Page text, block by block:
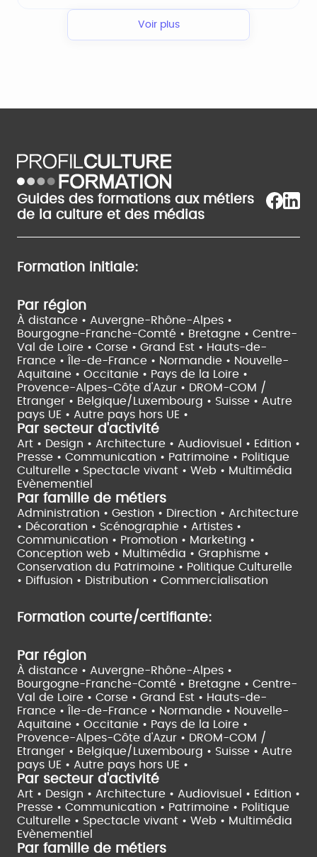
Voir plus
Guides des formations aux métiers
de la culture et des médias
Formation initiale:
Par région
À distance • Auvergne-Rhône-Alpes •
Bourgogne-Franche-Comté • Bretagne • Centre-
Val de Loire • Corse • Grand Est • Hauts-de-
France •
Île-de-France • Normandie • Nouvelle-
Aquitaine • Occitanie • Pays de la Loire •
Provence-Alpes-Côte d'Azur • DROM-COM /
Etranger • Belgique/Luxembourg • Suisse • Autre
pays UE • Autre pays hors UE •
Par secteur d'activité
Art • Design • Architecture • Audiovisuel • Edition •
Presse • Communication • Patrimoine • Politique
Culturelle • Spectacle vivant • Web • Multimédia
Evènementiel
Par famille de métiers
Administration • Gestion • Direction • Architecture
• Décoration • Scénographie • Artistes •
Communication • Promotion • Marketing •
Conception web • Multimédia • Graphisme •
Conservation du Patrimoine • Politique Culturelle
• Diffusion • Distribution • Commercialisation
Formation courte/certifiante:
Par région
À distance • Auvergne-Rhône-Alpes •
Bourgogne-Franche-Comté • Bretagne • Centre-
Val de Loire • Corse • Grand Est • Hauts-de-
France •
Île-de-France • Normandie • Nouvelle-
Aquitaine • Occitanie • Pays de la Loire •
Provence-Alpes-Côte d'Azur • DROM-COM /
Etranger • Belgique/Luxembourg • Suisse • Autre
pays UE • Autre pays hors UE •
Par secteur d'activité
Art • Design • Architecture • Audiovisuel • Edition •
Presse • Communication • Patrimoine • Politique
Culturelle • Spectacle vivant • Web • Multimédia
Evènementiel
Par famille de métiers